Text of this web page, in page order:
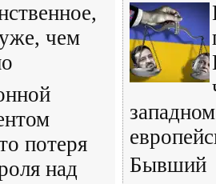
чем
потеря
над
Бывший